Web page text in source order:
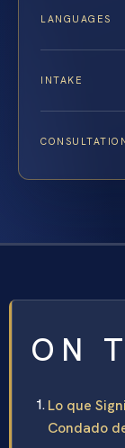
LANGUAGES
INTAKE
ON
Lo que
Condado